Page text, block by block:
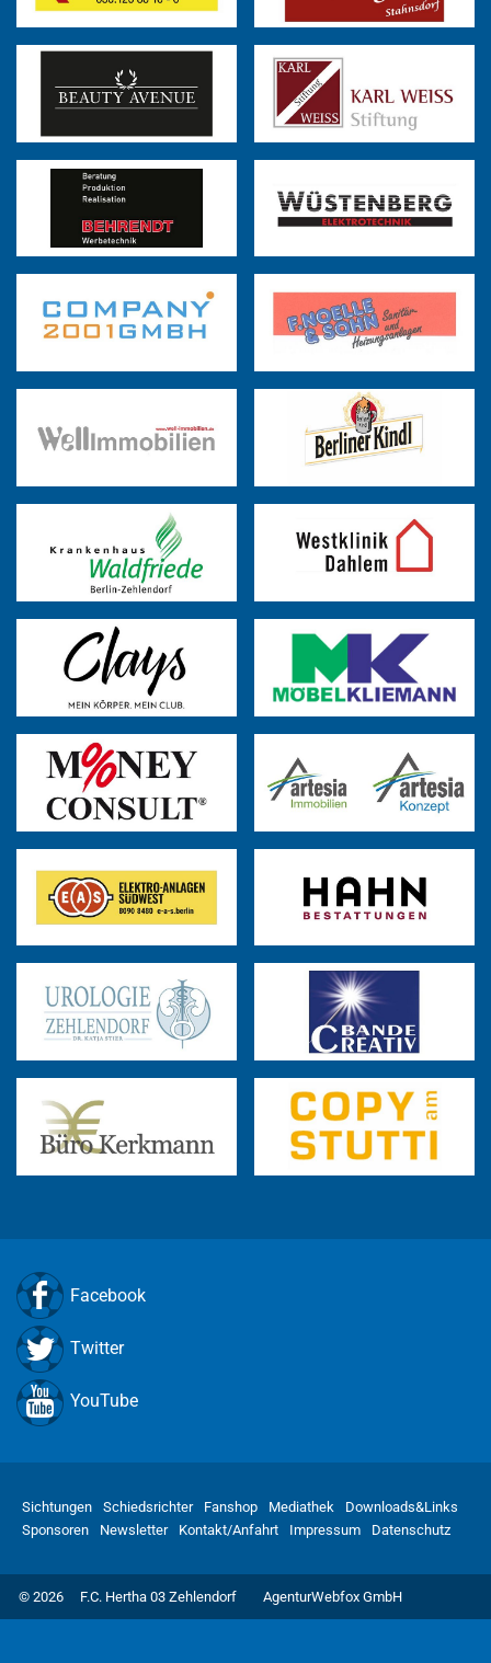
Facebook
Twitter
YouTube
Sichtungen Schiedsrichter Fanshop Mediathek
Downloads&Links
Sponsoren
Newsletter Kontakt/Anfahrt Impressum Datenschutz
© 2026 F.C. Hertha 03 Zehlendorf AgenturWebfox GmbH